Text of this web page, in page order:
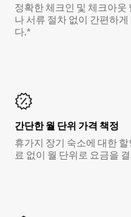
정확한 체크인 및 체크아웃
나 서류 절차 없이 간편하
다.*
간단한 월 단위 가격 책정
휴가지 장기 숙소에 대한
료 없이 월 단위로 요금을